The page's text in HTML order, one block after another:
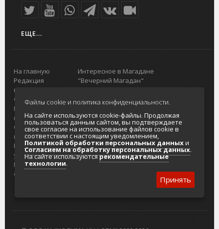
ЕЩЕ...
На главную
Редакция
портала
О проекте
Реклама на
портале
Отзывы и
предложения
Интернет-
услуги
Разработка
сайтов
Интересное в Магадане
"Вечерний Магадан"
Реклама
Главный туристический портал
Колымы
Политика в отношении обработки
персональных данных
Согласие на обработку персональных
данных
Файлы cookie и политика конфиденциальности.
На сайте используются cookie-файлы. Продолжая
пользоваться данным сайтом, вы подтверждаете
свое согласие на использование файлов cookie в
соответствии с настоящим уведомлением,
Политикой обработки персональных данныхи
Согласием на обработку персональных данных.
На сайте используютсярекомендательные
технологии.
Принять